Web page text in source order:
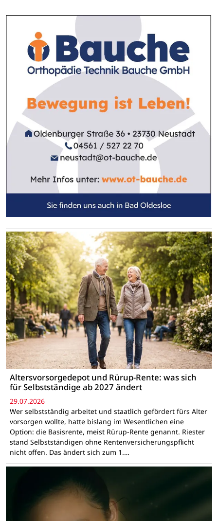
Altersvorsorgedepot und Rürup-Rente: was sich
für Selbstständige ab 2027 ändert
29.07.2026
Wer selbstständig arbeitet und staatlich gefördert fürs Alter
vorsorgen wollte, hatte bislang im Wesentlichen eine
Option: die Basisrente, meist Rürup-Rente genannt. Riester
stand Selbstständigen ohne Rentenversicherungspflicht
nicht offen. Das ändert sich zum 1.…